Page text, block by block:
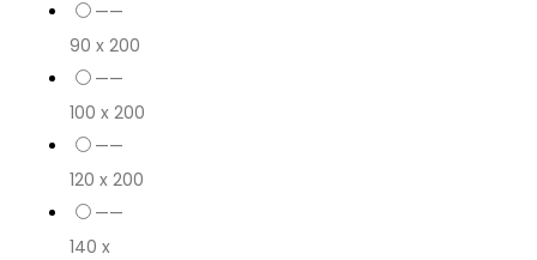
——
90 x 200
——
100 x 200
——
120 x 200
——
140 x